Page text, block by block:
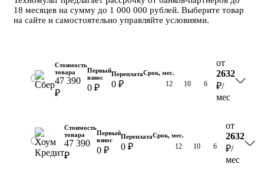
18 месяцев на сумму до 1 000 000 рублей. Выберите товар
на сайте и самостоятельно управляйте условиями.
Стоимость
товара
47 390
₽
Первый
взнос
0 ₽
Переплата
0 ₽
Срок, мес.
12 10 6
от
2632
₽/
мес
Стоимость
товара
47 390
₽
Первый
взнос
0 ₽
Переплата
0 ₽
Срок, мес.
12 10 6
от
2632
₽/
мес